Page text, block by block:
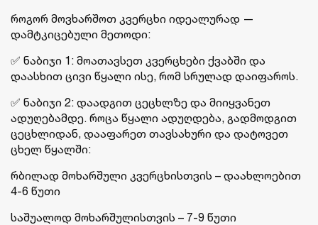
როგორ მოვხარშოთ კვერცხი იდეალურად —
დამტკიცებული მეთოდი:
✅ ნაბიჯი 1: მოათავსეთ კვერცხები ქვაბში და
დაასხით ცივი წყალი ისე, რომ სრულად დაიფაროს.
✅ ნაბიჯი 2: დაადგით ცეცხლზე და მიიყვანეთ
ადუღებამდე. როცა წყალი ადუღდება, გადმოდგით
ცეცხლიდან, დააფარეთ თავსახური და დატოვეთ
ცხელ წყალში:
რბილად მოხარშული კვერცხისთვის – დაახლოებით
4-6 წუთი
საშუალოდ მოხარშულისთვის – 7-9 წუთი